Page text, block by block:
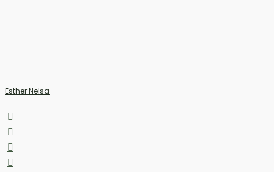
Esther Nelsa